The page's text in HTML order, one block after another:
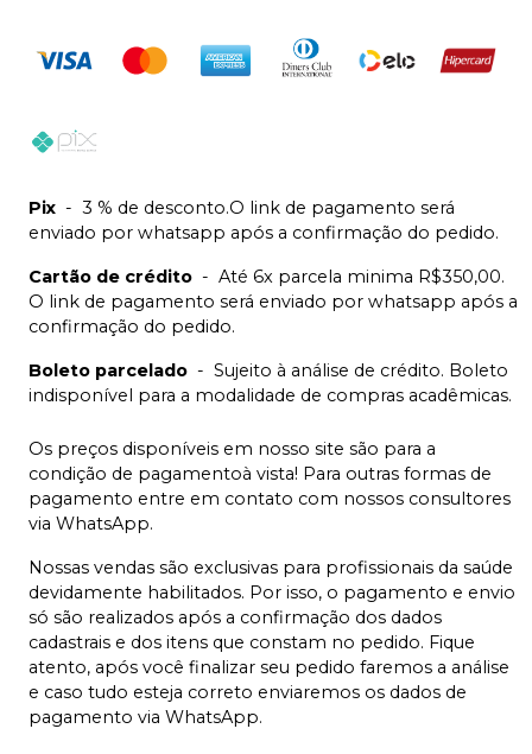
Pix - 3 % de desconto.O link de pagamento será
enviado por whatsapp após a confirmação do pedido.
Cartão de crédito - Até 6x parcela minima R$350,00.
O link de pagamento será enviado por whatsapp após a
confirmação do pedido.
Boleto parcelado - Sujeito à análise de crédito. Boleto
indisponível para a modalidade de compras acadêmicas.
Os preços disponíveis em nosso site são para a
condição de pagamentoà vista! Para outras formas de
pagamento entre em contato com nossos consultores
via WhatsApp.
Nossas vendas são exclusivas para profissionais da saúde
devidamente habilitados. Por isso, o pagamento e envio
só são realizados após a confirmação dos dados
cadastrais e dos itens que constam no pedido. Fique
atento, após você finalizar seu pedido faremos a análise
e caso tudo esteja correto enviaremos os dados de
pagamento via WhatsApp.